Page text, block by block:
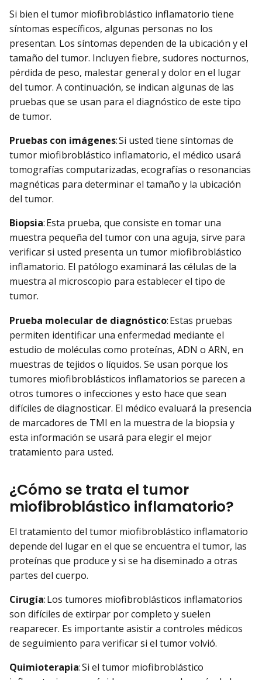
Si bien el tumor miofibroblástico inflamatorio tiene
síntomas específicos, algunas personas no los
presentan. Los síntomas dependen de la ubicación y el
tamaño del tumor. Incluyen fiebre, sudores nocturnos,
pérdida de peso, malestar general y dolor en el lugar
del tumor. A continuación, se indican algunas de las
pruebas que se usan para el diagnóstico de este tipo
de tumor.
Pruebas con imágenes: Si usted tiene síntomas de
tumor miofibroblástico inflamatorio, el médico usará
tomografías computarizadas, ecografías o resonancias
magnéticas para determinar el tamaño y la ubicación
del tumor.
Biopsia: Esta prueba, que consiste en tomar una
muestra pequeña del tumor con una aguja, sirve para
verificar si usted presenta un tumor miofibroblástico
inflamatorio. El patólogo examinará las células de la
muestra al microscopio para establecer el tipo de
tumor.
Prueba molecular de diagnóstico: Estas pruebas
permiten identificar una enfermedad mediante el
estudio de moléculas como proteínas, ADN o ARN, en
muestras de tejidos o líquidos. Se usan porque los
tumores miofibroblásticos inflamatorios se parecen a
otros tumores o infecciones y esto hace que sean
difíciles de diagnosticar. El médico evaluará la presencia
de marcadores de TMI en la muestra de la biopsia y
esta información se usará para elegir el mejor
tratamiento para usted.
¿Cómo se trata el tumor
miofibroblástico inflamatorio?
El tratamiento del tumor miofibroblástico inflamatorio
depende del lugar en el que se encuentra el tumor, las
proteínas que produce y si se ha diseminado a otras
partes del cuerpo.
Cirugía: Los tumores miofibroblásticos inflamatorios
son difíciles de extirpar por completo y suelen
reaparecer. Es importante asistir a controles médicos
de seguimiento para verificar si el tumor volvió.
Quimioterapia: Si el tumor miofibroblástico